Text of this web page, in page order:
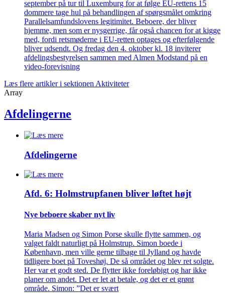
september på tur til Luxemburg for at følge EU-rettens 15
dommere tage hul på behandlingen af spørgsmålet omkring
Parallelsamfundslovens legitimitet. Beboere, der bliver
hjemme, men som er nysgerrige, får også chancen for at kigge
med, fordi retsmøderne i EU-retten optages og efterfølgende
bliver udsendt. Og fredag den 4. oktober kl. 18 inviterer
afdelingsbestyrelsen sammen med Almen Modstand på en
video-forevisning
Læs flere artikler i sektionen Aktiviteter
Array
Afdelingerne
Afdelingerne
Afd. 6: Holmstrupfanen bliver løftet højt
Nye beboere skaber nyt liv
Maria Madsen og Simon Porse skulle flytte sammen, og
valget faldt naturligt på Holmstrup. Simon boede i
København, men ville gerne tilbage til Jylland og havde
tidligere boet på Toveshøj. De så området og blev ret solgte.
Her var et godt sted. De flytter ikke foreløbigt og har ikke
planer om andet. Det er let at betale, og det er et grønt
område. Simon: ”Det er svært